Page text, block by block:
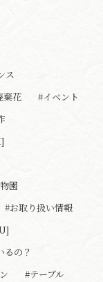
ス
棄花
#イベント
園
#お取り扱い情報
るの？
#テーブル